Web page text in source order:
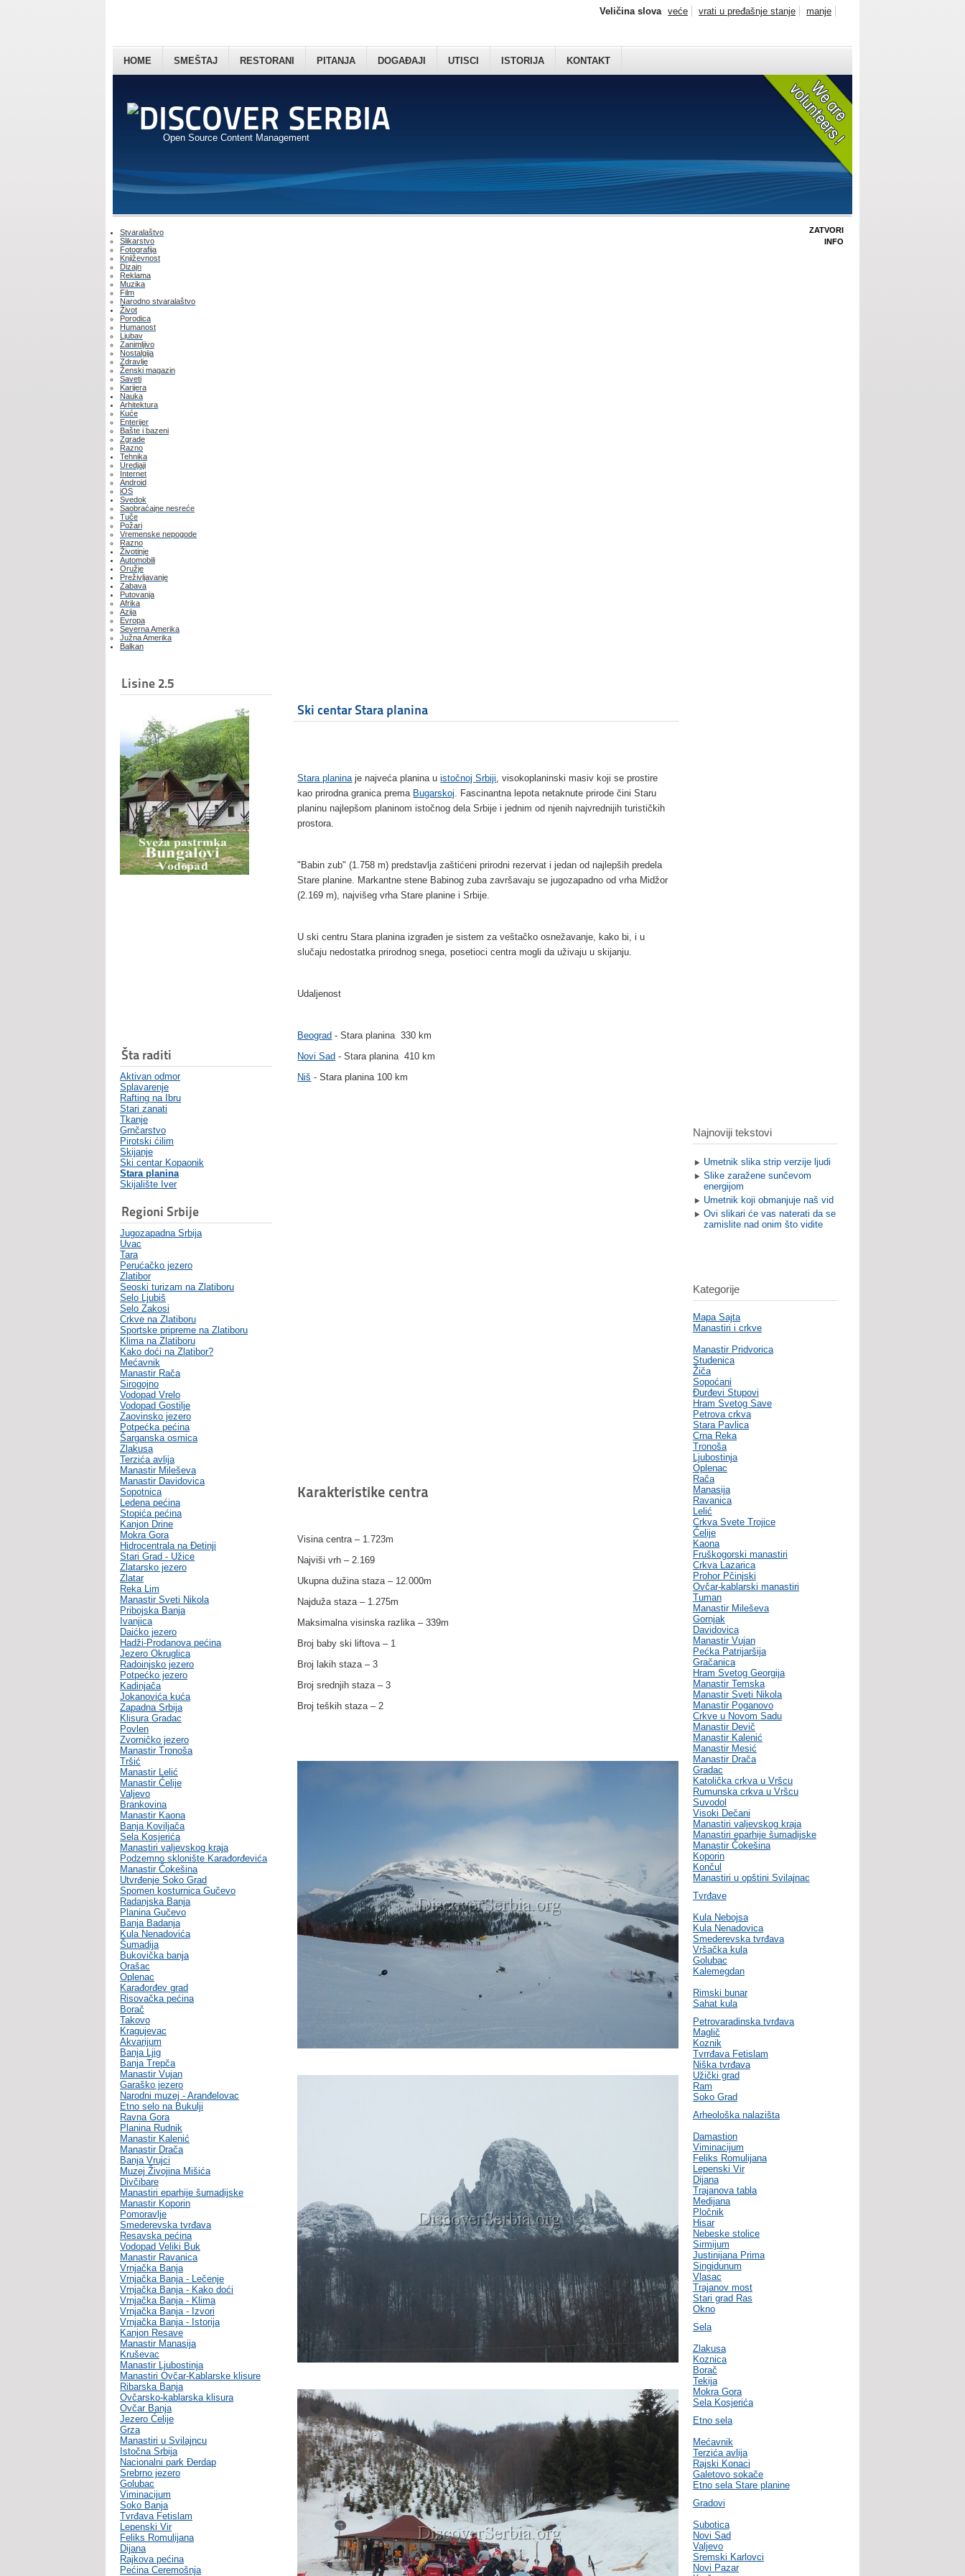
Open Source Content Management
HOME SMEŠTAJ RESTORANI PITANJA DOGAĐAJI UTISCI ISTORIJA KONTAKT
Veličina slova veće vrati u pređašnje stanje manje
Stvaralaštvo
Slikarstvo
Fotografija
Književnost
Dizajn
Reklama
Muzika
Film
Narodno stvaralaštvo
Život
Porodica
Humanost
Ljubav
Zanimljivo
Nostalgija
Zdravlje
Ženski magazin
Saveti
Karijera
Nauka
Arhitektura
Kuće
Enterijer
Bašte i bazeni
Zgrade
Razno
Tehnika
Uredjaji
Internet
Android
iOS
Svedok
Saobraćajne nesreće
Tuče
Požari
Vremenske nepogode
Razno
Životinje
Automobili
Oružje
Preživljavanje
Zabava
Putovanja
Afrika
Azija
Evropa
Severna Amerika
Južna Amerika
Balkan
Lisine 2.5
Šta raditi
Aktivan odmor
Splavarenje
Rafting na Ibru
Stari zanati
Tkanje
Grnčarstvo
Pirotski ćilim
Skijanje
Ski centar Kopaonik
Stara planina
Skijalište Iver
Regioni Srbije
Jugozapadna Srbija
Uvac
Tara
Perućačko jezero
Zlatibor
Seoski turizam na Zlatiboru
Selo Ljubiš
Selo Zakosi
Crkve na Zlatiboru
Sportske pripreme na Zlatiboru
Klima na Zlatiboru
Kako doći na Zlatibor?
Mećavnik
Manastir Rača
Sirogojno
Vodopad Vrelo
Vodopad Gostilje
Zaovinsko jezero
Potpećka pećina
Šarganska osmica
Zlakusa
Terzića avlija
Manastir Mileševa
Manastir Davidovica
Sopotnica
Ledena pećina
Stopića pećina
Kanjon Drine
Mokra Gora
Hidrocentrala na Đetinji
Stari Grad - Užice
Zlatarsko jezero
Zlatar
Reka Lim
Manastir Sveti Nikola
Pribojska Banja
Ivanjica
Daićko jezero
Hadži-Prodanova pećina
Jezero Okruglica
Radoinjsko jezero
Potpećko jezero
Kadinjača
Jokanovića kuća
Zapadna Srbija
Klisura Gradac
Povlen
Zvorničko jezero
Manastir Tronoša
Tršić
Manastir Lelić
Manastir Ćelije
Valjevo
Brankovina
Manastir Kaona
Banja Koviljača
Sela Kosjerića
Manastiri valjevskog kraja
Podzemno sklonište Karađorđevića
Manastir Čokešina
Utvrđenje Soko Grad
Spomen kosturnica Gučevo
Radanjska Banja
Planina Gučevo
Banja Badanja
Kula Nenadovića
Šumadija
Bukovička banja
Orašac
Oplenac
Karađorđev grad
Risovačka pećina
Borač
Takovo
Kragujevac
Akvarijum
Banja Ljig
Banja Trepča
Manastir Vujan
Garaško jezero
Narodni muzej - Aranđelovac
Etno selo na Bukulji
Ravna Gora
Planina Rudnik
Manastir Kalenić
Manastir Drača
Banja Vrujci
Muzej Živojina Mišića
Divčibare
Manastiri eparhije šumadijske
Manastir Koporin
Pomoravlje
Smederevska tvrđava
Resavska pećina
Vodopad Veliki Buk
Manastir Ravanica
Vrnjačka Banja
Vrnjačka Banja - Lečenje
Vrnjačka Banja - Kako doći
Vrnjačka Banja - Klima
Vrnjačka Banja - Izvori
Vrnjačka Banja - Istorija
Kanjon Resave
Manastir Manasija
Kruševac
Manastir Ljubostinja
Manastiri Ovčar-Kablarske klisure
Ribarska Banja
Ovčarsko-kablarska klisura
Ovčar Banja
Jezero Ćelije
Grza
Manastiri u Svilajncu
Istočna Srbija
Nacionalni park Đerdap
Srebrno jezero
Golubac
Viminacijum
Soko Banja
Tvrđava Fetislam
Lepenski Vir
Feliks Romulijana
Dijana
Rajkova pećina
Pećina Ceremošnja
Ski centar Stara planina
Stara planinaje najveća planina uistočnoj Srbiji, visokoplaninski masiv koji se prostire
kao prirodna granica prema Bugarskoj. Fascinantna lepota netaknute prirode čini Staru
planinu najlepšom planinom istočnog dela Srbije i jednim od njenih najvrednijih turističkih
prostora.
"Babin zub" (1.758 m) predstavlja zaštićeni prirodni rezervat i jedan od najlepših predela
Stare planine. Markantne stene Babinog zuba završavaju se jugozapadno od vrha Midžor
(2.169 m), najvišeg vrha Stare planine i Srbije.
U ski centru Stara planina izgrađen je sistem za veštačko osnežavanje, kako bi, i u
slučaju nedostatka prirodnog snega, posetioci centra mogli da uživaju u skijanju.
Udaljenost
Beograd - Stara planina 330 km
Novi Sad - Stara planina 410 km
Niš - Stara planina 100 km
Karakteristike centra
Visina centra – 1.723m
Najviši vrh – 2.169
Ukupna dužina staza – 12.000m
Najduža staza – 1.275m
Maksimalna visinska razlika – 339m
Broj baby ski liftova – 1
Broj lakih staza – 3
Broj srednjih staza – 3
Broj teških staza – 2
ZATVORI
INFO
Najnoviji tekstovi
Umetnik slika strip verzije ljudi
Slike zaražene sunčevom
energijom
Umetnik koji obmanjuje naš vid
Ovi slikari će vas naterati da se
zamislite nad onim što vidite
Kategorije
Mapa Sajta
Manastiri i crkve
Manastir Pridvorica
Studenica
Žiča
Sopoćani
Đurđevi Stupovi
Hram Svetog Save
Petrova crkva
Stara Pavlica
Crna Reka
Tronoša
Ljubostinja
Oplenac
Rača
Manasija
Ravanica
Lelić
Crkva Svete Trojice
Ćelije
Kaona
Fruškogorski manastiri
Crkva Lazarica
Prohor Pčinjski
Ovčar-kablarski manastiri
Tuman
Manastir Mileševa
Gornjak
Davidovica
Manastir Vujan
Pećka Patrijaršija
Gračanica
Hram Svetog Georgija
Manastir Temska
Manastir Sveti Nikola
Manastir Poganovo
Crkve u Novom Sadu
Manastir Devič
Manastir Kalenić
Manastir Mesić
Manastir Drača
Gradac
Katolička crkva u Vršcu
Rumunska crkva u Vršcu
Suvodol
Visoki Dečani
Manastiri valjevskog kraja
Manastiri eparhije šumadijske
Manastir Čokešina
Koporin
Končul
Manastiri u opštini Svilajnac
Tvrđave
Kula Nebojsa
Kula Nenadovica
Smederevska tvrđava
Vršačka kula
Golubac
Kalemegdan
Rimski bunar
Sahat kula
Petrovaradinska tvrđava
Maglič
Koznik
Tvrrđava Fetislam
Niška tvrđava
Užički grad
Ram
Soko Grad
Arheološka nalazišta
Damastion
Viminacijum
Feliks Romulijana
Lepenski Vir
Dijana
Trajanova tabla
Medijana
Pločnik
Hisar
Nebeske stolice
Sirmijum
Justinijana Prima
Singidunum
Vlasac
Trajanov most
Stari grad Ras
Okno
Sela
Zlakusa
Koznica
Borač
Tekija
Mokra Gora
Sela Kosjerića
Etno sela
Mećavnik
Terzića avlija
Rajski Konaci
Galetovo sokače
Etno sela Stare planine
Gradovi
Subotica
Novi Sad
Valjevo
Sremski Karlovci
Novi Pazar